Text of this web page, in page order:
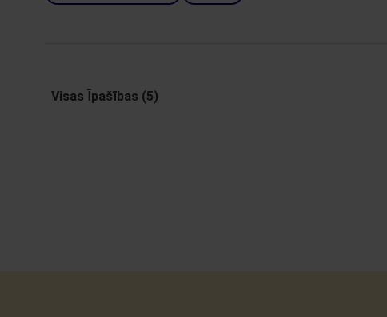
Visas Īpašības (5)